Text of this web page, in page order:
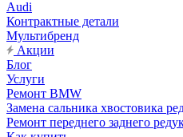
Audi
Контрактные детали
Мультибренд
Акции
Блог
Услуги
Ремонт BMW
Замена сальника хвостовика
Ремонт переднего заднего